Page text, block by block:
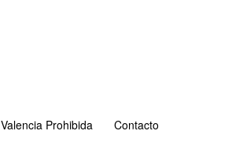
Valencia Prohibida Contacto